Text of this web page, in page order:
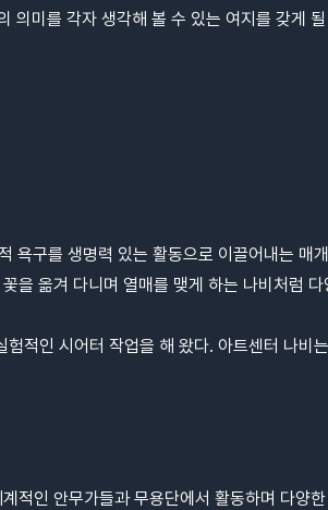
미를 각자 생각해 볼 수 있는 여지를 갖게
구를 생명력 있는 활동으로 이끌어내는 매
을 옮겨 다니며 열매를 맺게 하는 나비처럼
적인 시어터 작업을 해 왔다. 아트센터 나비
적인 안무가들과 무용단에서 활동하며 다양